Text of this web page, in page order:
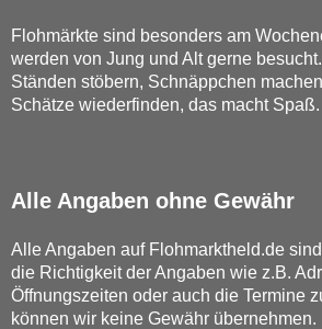
Flohmärkte sind besonders am
werden von Jung und Alt gerne
Ständen stöbern, Schnäppchen
Schätze wiederfinden, das macht Spaß.
Alle Angaben ohne Gewähr
Alle Angaben auf Flohmarktheld.de
die Richtigkeit der Angaben wie z.B.
Öffnungszeiten oder auch die Termine
können wir keine Gewähr